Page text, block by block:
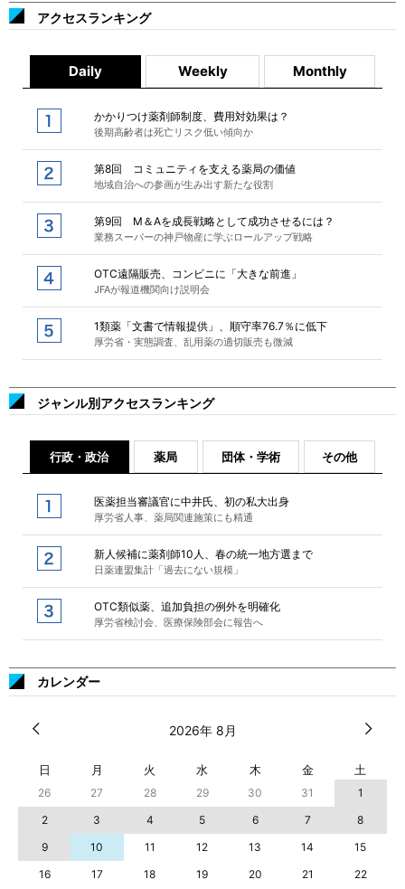
アクセスランキング
Daily Weekly Monthly
かかりつけ薬剤師制度、費用対効果は？
後期高齢者は死亡リスク低い傾向か
第8回 コミュニティを支える薬局の価値
地域自治への参画が生み出す新たな役割
第9回 M＆Aを成長戦略として成功させるには？
業務スーパーの神戸物産に学ぶロールアップ戦略
OTC遠隔販売、コンビニに「大きな前進」
JFAが報道機関向け説明会
1類薬「文書で情報提供」、順守率76.7％に低下
厚労省・実態調査、乱用薬の適切販売も微減
ジャンル別アクセスランキング
行政・政治 薬局 団体・学術 その他
医薬担当審議官に中井氏、初の私大出身
厚労省人事、薬局関連施策にも精通
新人候補に薬剤師10人、春の統一地方選まで
日薬連盟集計「過去にない規模」
OTC類似薬、追加負担の例外を明確化
厚労省検討会、医療保険部会に報告へ
カレンダー
2026年 8月
日 月 火 水 木 金 土
26 27 28 29 30 31
1
2
3 4 5 6 7
8
9
10 11 12 13 14
15
16
17 18 19 20 21
22